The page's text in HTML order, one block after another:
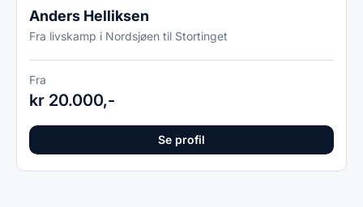
Anders Helliksen
Fra livskamp i Nordsjøen til Stortinget
Fra
kr 20.000,-
Se profil